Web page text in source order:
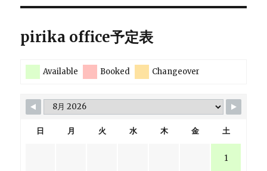
pirika office予定表
Available Booked Changeover
日 月 火 水 木 金 土
1